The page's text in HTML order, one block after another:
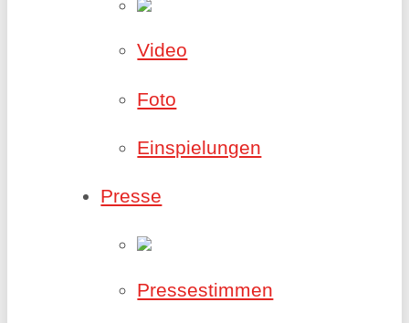
Video
Foto
Einspielungen
Presse
Pressestimmen